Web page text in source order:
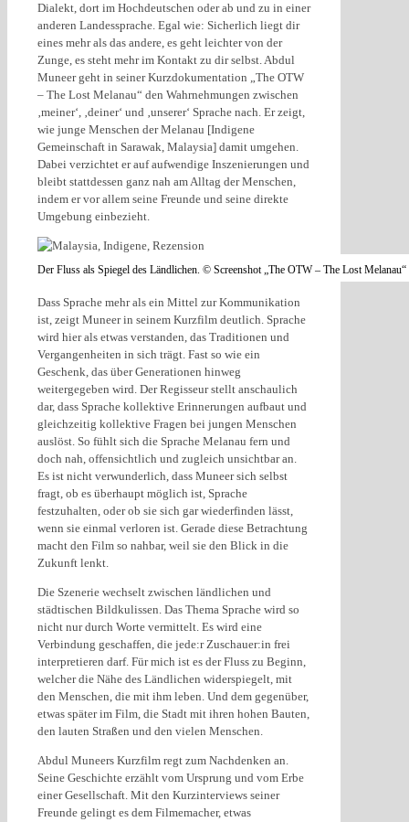
Dialekt, dort im Hochdeutschen oder ab und zu in einer
anderen Landessprache. Egal wie: Sicherlich liegt dir
eines mehr als das andere, es geht leichter von der
Zunge, es steht mehr im Kontakt zu dir selbst. Abdul
Muneer geht in seiner Kurzdokumentation „The OTW
– The Lost Melanau“ den Wahrnehmungen zwischen
‚meiner‘, ‚deiner‘ und ‚unserer‘ Sprache nach. Er zeigt,
wie junge Menschen der Melanau [Indigene
Gemeinschaft in Sarawak, Malaysia] damit umgehen.
Dabei verzichtet er auf aufwendige Inszenierungen und
bleibt stattdessen ganz nah am Alltag der Menschen,
indem er vor allem seine Freunde und seine direkte
Umgebung einbezieht.
Der Fluss als Spiegel des Ländlichen. © Screenshot „The OTW – The Lost Melanau“
Dass Sprache mehr als ein Mittel zur Kommunikation
ist, zeigt Muneer in seinem Kurzfilm deutlich. Sprache
wird hier als etwas verstanden, das Traditionen und
Vergangenheiten in sich trägt. Fast so wie ein
Geschenk, das über Generationen hinweg
weitergegeben wird. Der Regisseur stellt anschaulich
dar, dass Sprache kollektive Erinnerungen aufbaut und
gleichzeitig kollektive Fragen bei jungen Menschen
auslöst. So fühlt sich die Sprache Melanau fern und
doch nah, offensichtlich und zugleich unsichtbar an.
Es ist nicht verwunderlich, dass Muneer sich selbst
fragt, ob es überhaupt möglich ist, Sprache
festzuhalten, oder ob sie sich gar wiederfinden lässt,
wenn sie einmal verloren ist. Gerade diese Betrachtung
macht den Film so nahbar, weil sie den Blick in die
Zukunft lenkt.
Die Szenerie wechselt zwischen ländlichen und
städtischen Bildkulissen. Das Thema Sprache wird so
nicht nur durch Worte vermittelt. Es wird eine
Verbindung geschaffen, die jede:r Zuschauer:in frei
interpretieren darf. Für mich ist es der Fluss zu Beginn,
welcher die Nähe des Ländlichen widerspiegelt, mit
den Menschen, die mit ihm leben. Und dem gegenüber,
etwas später im Film, die Stadt mit ihren hohen Bauten,
den lauten Straßen und den vielen Menschen.
Abdul Muneers Kurzfilm regt zum Nachdenken an.
Seine Geschichte erzählt vom Ursprung und vom Erbe
einer Gesellschaft. Mit den Kurzinterviews seiner
Freunde gelingt es dem Filmemacher, etwas